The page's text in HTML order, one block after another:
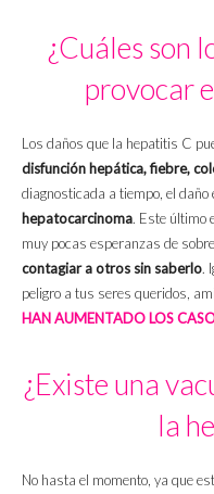
¿Cuáles son
provocar
Los daños que la hepatitis C
disfunción hepática, fiebre,
diagnosticada a tiempo, el daño
hepatocarcinoma. Este último
muy pocas esperanzas de
contagiar a otros sin saberlo.
peligro a tus seres queridos,
HAN AUMENTADO LOS
¿Existe una
la
No hasta el momento, ya que